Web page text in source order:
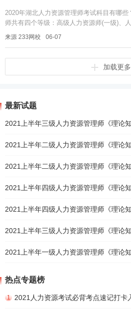
2020年湖北人力资源管理师考试科目有哪
师共有四个等级：高级人力资源师(一级)、
力资源管理师(三级)、人力资源管理员(四级)
来源 233网校 06-07
加载更多
最新试题
2021上半年三级人力资源管理师《理论
2021上半年二级人力资源管理师《理论
2021上半年二级人力资源管理师《理论
2021上半年四级人力资源管理师《理论
2021上半年四级人力资源管理师《理论
2021上半年三级人力资源管理师《理论
2021上半年一级人力资源管理师《理论
热点专题榜
1 2021人力资源考试必背考点速记打卡